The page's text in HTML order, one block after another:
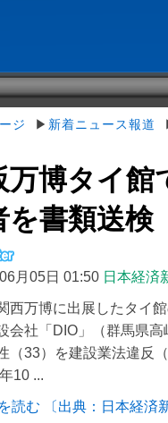
ジ ▶ 新着ニュース報道
万博タイ館
を書類送検
月05日 01:50 日本経済
西万博に出展したタイ
会社「DIO」（群馬県
（33）を建設業法違反
10 ...
読む 〔出典：日本経済